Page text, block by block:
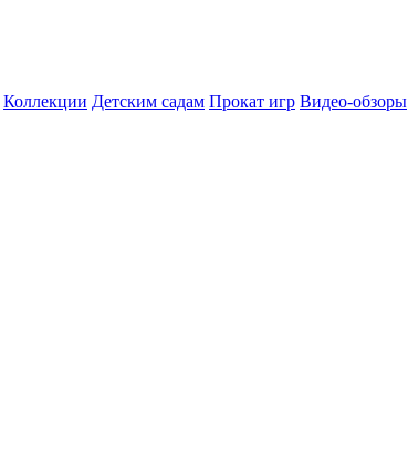
Коллекции Детским садам Прокат игр Видео-обзоры